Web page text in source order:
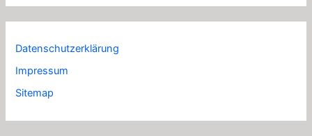
Datenschutzerklärung
Impressum
Sitemap